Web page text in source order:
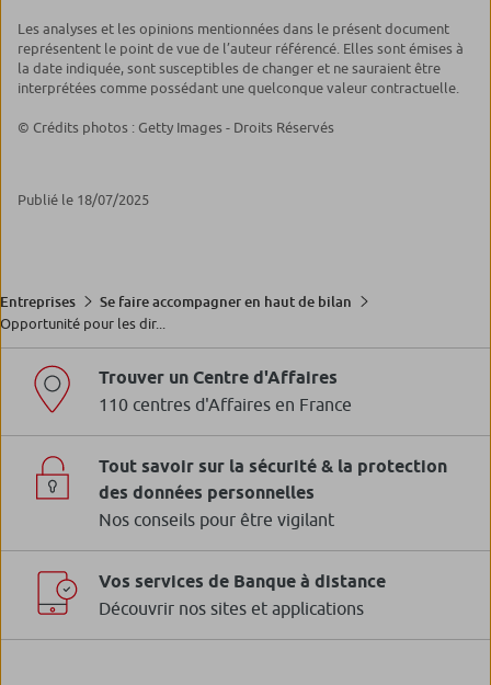
Les analyses et les opinions mentionnées dans le présent document
représentent le point de vue de l’auteur référencé. Elles sont émises à
la date indiquée, sont susceptibles de changer et ne sauraient être
interprétées comme possédant une quelconque valeur contractuelle.
© Crédits photos : Getty Images - Droits Réservés
Publié le 18/07/2025
Entreprises
Se faire accompagner en haut de bilan
Opportunité pour les dir...
Trouver un Centre d'Affaires
110 centres d'Affaires en France
Tout savoir sur la sécurité & la protection
des données personnelles
Nos conseils pour être vigilant
Vos services de Banque à distance
Découvrir nos sites et applications